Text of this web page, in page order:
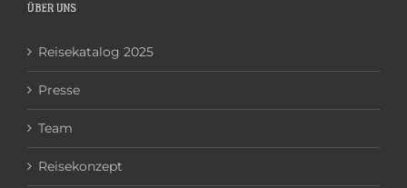
ÜBER UNS
Reisekatalog 2025
Presse
Team
Reisekonzept